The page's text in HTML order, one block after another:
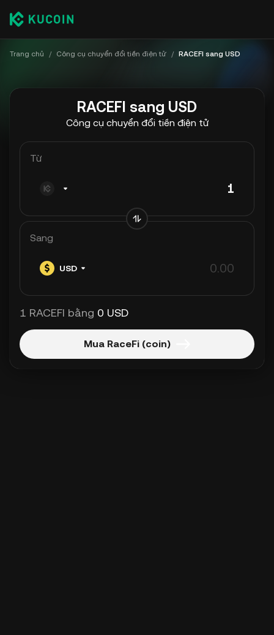
Trang chủ / Công cụ chuyển đổi tiền điện tử / RACEFI sang USD
RACEFI sang USD
Công cụ chuyển đổi tiền điện tử
Từ
Sang
USD
1 RACEFI bằng 0 USD
Mua RaceFi (coin)